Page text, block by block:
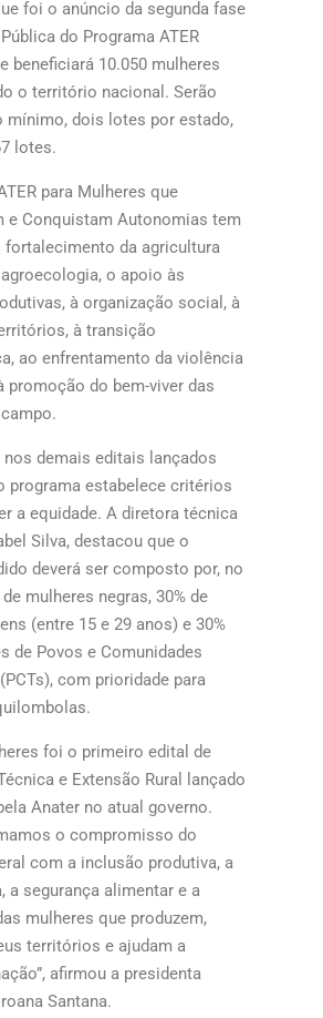
foi o anúncio da segunda fase
do Programa ATER
beneficiará 10.050 mulheres
o território nacional. Serão
mínimo, dois lotes por estado,
lotes.
para Mulheres que
e Conquistam Autonomias tem
da agricultura
o apoio às
à organização social, à
à transição
ao enfrentamento da violência
promoção do bem-viver das
demais editais lançados
programa estabelece critérios
a equidade. A diretora técnica
Silva, destacou que o
deverá ser composto por, no
mulheres negras, 30% de
(entre 15 e 29 anos) e 30%
de Povos e Comunidades
com prioridade para
foi o primeiro edital de
e Extensão Rural lançado
Anater no atual governo.
o compromisso do
com a inclusão produtiva, a
a segurança alimentar e a
mulheres que produzem,
territórios e ajudam a
afirmou a presidenta
Santana.